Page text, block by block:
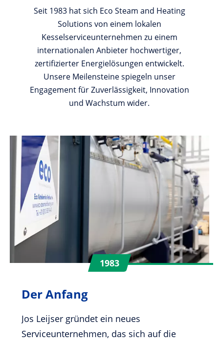
Seit 1983 hat sich Eco Steam and Heating
Solutions von einem lokalen
Kesselserviceunternehmen zu einem
internationalen Anbieter hochwertiger,
zertifizierter Energielösungen entwickelt.
Unsere Meilensteine spiegeln unser
Engagement für Zuverlässigkeit, Innovation
und Wachstum wider.
1983
Der Anfang
Jos Leijser gründet ein neues
Serviceunternehmen, das sich auf die